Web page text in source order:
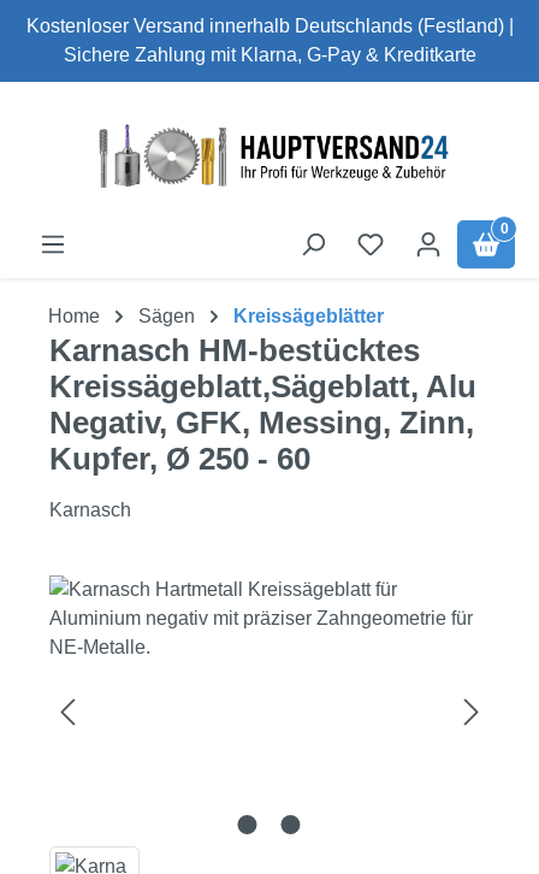
Zum Hauptinhalt springen
Kostenloser Versand innerhalb Deutschlands (Festland) |
Sichere Zahlung mit Klarna, G-Pay & Kreditkarte
0
Home Sägen Kreissägeblätter
Karnasch HM-bestücktes
Kreissägeblatt,Sägeblatt, Alu
Negativ, GFK, Messing, Zinn,
Kupfer, Ø 250 - 60
Karnasch
Bildergalerie überspringen